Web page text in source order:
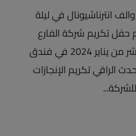
انترناشيونال في ليلة
حفل تكريم شركة الفارع
الدولية السنوي في الثاني عشر من يناير 2024 في فندق
الراقي تكريم الإنجازات